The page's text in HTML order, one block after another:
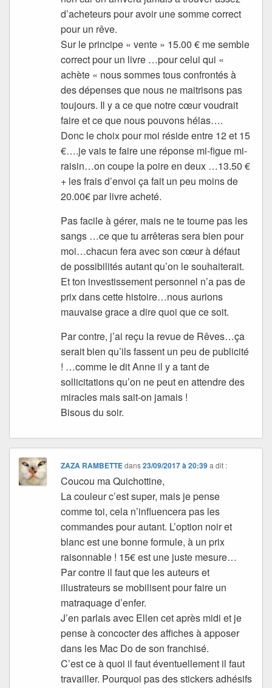
d’acheteurs pour avoir une somme correct
pour un rêve.
Sur le principe « vente » 15.00 € me semble
correct pour un livre …pour celui qui «
achète « nous sommes tous confrontés à
des dépenses que nous ne maitrisons pas
toujours. Il y a ce que notre cœur voudrait
faire et ce que nous pouvons hélas….
Donc le choix pour moi réside entre 12 et 15
€….je vais te faire une réponse mi-figue mi-
raisin…on coupe la poire en deux …13.50 €
+ les frais d’envoi ça fait un peu moins de
20.00€ par livre acheté.
Pas facile à gérer, mais ne te tourne pas les
sangs …ce que tu arrêteras sera bien pour
moi…chacun fera avec son cœur à défaut
de possibilités autant qu’on le souhaiterait.
Et ton investissement personnel n’a pas de
prix dans cette histoire…nous aurions
mauvaise grace a dire quoi que ce soit.
Par contre, j’ai reçu la revue de Rêves…ça
serait bien qu’ils fassent un peu de publicité
! …comme le dit Anne il y a tant de
sollicitations qu’on ne peut en attendre des
miracles mais sait-on jamais !
Bisous du soir.
ZAZA RAMBETTEdans23/09/2017 à 20:39 a dit :
Coucou ma Quichottine,
La couleur c’est super, mais je pense
comme toi, cela n’influencera pas les
commandes pour autant. L’option noir et
blanc est une bonne formule, à un prix
raisonnable ! 15€ est une juste mesure…
Par contre il faut que les auteurs et
illustrateurs se mobilisent pour faire un
matraquage d’enfer.
J’en parlais avec Ellen cet après midi et je
pense à concocter des affiches à apposer
dans les Mac Do de son franchisé.
C’est ce à quoi il faut éventuellement il faut
travailler. Pourquoi pas des stickers adhésifs